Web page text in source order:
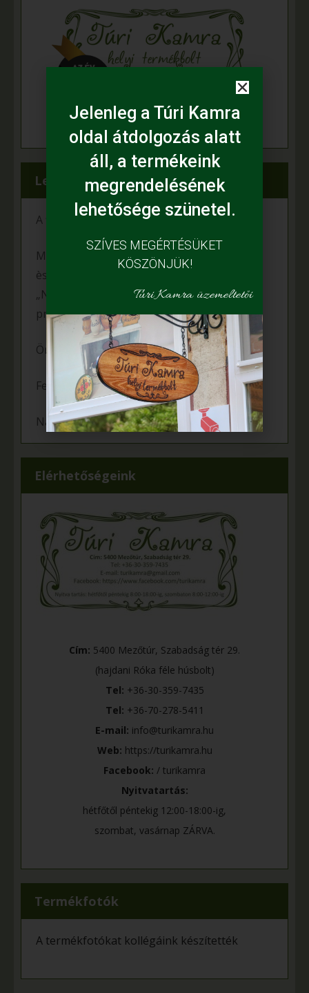
Legfrissebb híreink
A fiataloké a jövő
Mihalina Máté pàlyàzatot nyert a Kulturàlis
ès Innovàciós Minisztèrium àltal kiîrt
„Nemzet Fiatal Tehetsègeièrt Ösztöndîj”
programon
Örömünnep a Fehér tanyán
Felgyulladt a fény Murányi Éva tanyáján
Napelem került az Adamcsik tanyára
Elérhetőségeink
Cím: 5400 Mezőtúr, Szabadság tér 29.
(hajdani Róka féle húsbolt)
Tel: +36-30-359-7435
Tel: +36-70-278-5411
E-mail: info@turikamra.hu
Web: https://turikamra.hu
Facebook: / turikamra
Nyitvatartás:
hétfőtől péntekig 12:00-18:00-ig,
szombat, vasárnap ZÁRVA.
Termékfotók
A termékfotókat kollégáink készítették
Jelenleg a Túri Kamra
oldal átdolgozás alatt
áll, a termékeink
megrendelésének
lehetősége szünetel.
SZÍVES MEGÉRTÉSÜKET
KÖSZÖNJÜK!
Túri Kamra üzemeltetői